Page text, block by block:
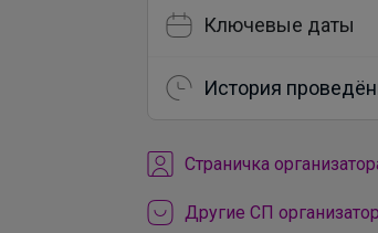
Ключевые даты
История
Cтраничка
Другие СП